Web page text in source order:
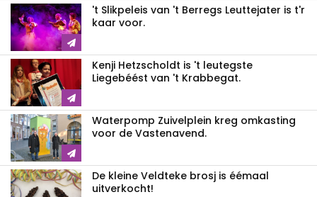
't Slikpeleis van 't Berregs Leuttejater is t'r
kaar voor.
Kenji Hetzscholdt is 't leutegste
Liegebéést van 't Krabbegat.
Waterpomp Zuivelplein kreg omkasting
voor de Vastenavend.
De kleine Veldteke brosj is éémaal
uitverkocht!